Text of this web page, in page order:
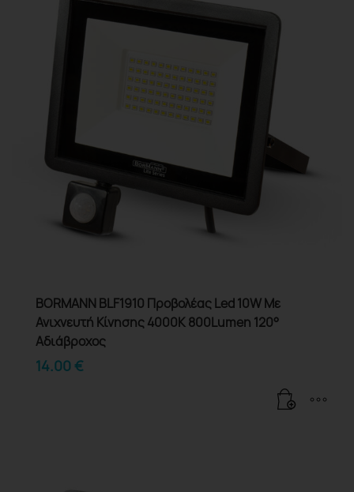
BORMANN BLF1910 Προβολέας Led 10W Με
Ανιχνευτή Κίνησης 4000K 800Lumen 120°
Αδιάβροχος
14.00€